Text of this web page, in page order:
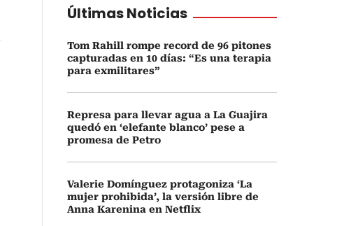
Últimas Noticias
Tom Rahill rompe record de 96 pitones
capturadas en 10 días: “Es una terapia
para exmilitares”
Represa para llevar agua a La Guajira
quedó en ‘elefante blanco’ pese a
promesa de Petro
Valerie Domínguez protagoniza ‘La
mujer prohibida’, la versión libre de
Anna Karenina en Netflix